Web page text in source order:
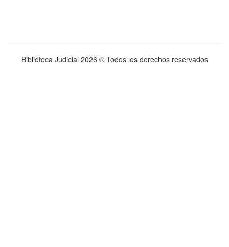
Biblioteca Judicial 2026 © Todos los derechos reservados